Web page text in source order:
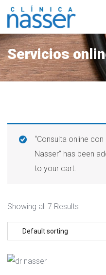
Servicios
“Consulta online con
Nasser” has been
to your cart.
Showing all 7 Results